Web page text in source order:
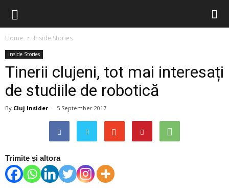
Home Inside Stories
Inside Stories
Tinerii clujeni, tot mai interesați
de studiile de robotică
By Cluj Insider - 5 September 2017
Trimite și altora